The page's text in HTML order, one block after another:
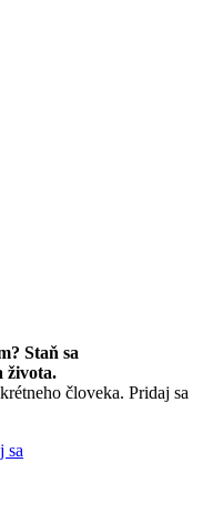
Staň sa
života.
človeka. Pridaj sa
sa